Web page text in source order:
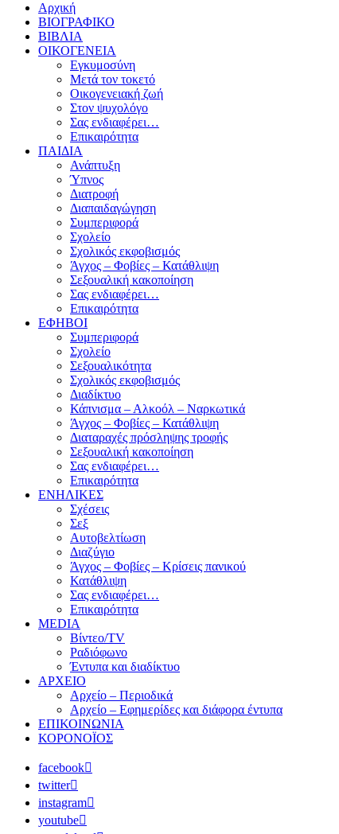
Αρχική
ΒΙΟΓΡΑΦΙΚΟ
ΒΙΒΛΙΑ
ΟΙΚΟΓΕΝΕΙΑ
Εγκυμοσύνη
Μετά τον τοκετό
Οικογενειακή ζωή
Στον ψυχολόγο
Σας ενδιαφέρει…
Επικαιρότητα
ΠΑΙΔΙΑ
Ανάπτυξη
Ύπνος
Διατροφή
Διαπαιδαγώγηση
Συμπεριφορά
Σχολείο
Σχολικός εκφοβισμός
Άγχος – Φοβίες – Κατάθλιψη
Σεξουαλική κακοποίηση
Σας ενδιαφέρει…
Επικαιρότητα
ΕΦΗΒΟΙ
Συμπεριφορά
Σχολείο
Σεξουαλικότητα
Σχολικός εκφοβισμός
Διαδίκτυο
Κάπνισμα – Αλκοόλ – Ναρκωτικά
Άγχος – Φοβίες – Κατάθλιψη
Διαταραχές πρόσληψης τροφής
Σεξουαλική κακοποίηση
Σας ενδιαφέρει…
Επικαιρότητα
ΕΝΗΛΙΚΕΣ
Σχέσεις
Σεξ
Αυτοβελτίωση
Διαζύγιο
Άγχος – Φοβίες – Κρίσεις πανικού
Κατάθλιψη
Σας ενδιαφέρει…
Επικαιρότητα
MEDIA
Βίντεο/TV
Ραδιόφωνο
Έντυπα και διαδίκτυο
ΑΡΧΕΙΟ
Αρχείο – Περιοδικά
Αρχείο – Εφημερίδες και διάφορα έντυπα
ΕΠΙΚΟΙΝΩΝΙΑ
ΚΟΡΟΝΟΪΟΣ
facebook
twitter
instagram
youtube